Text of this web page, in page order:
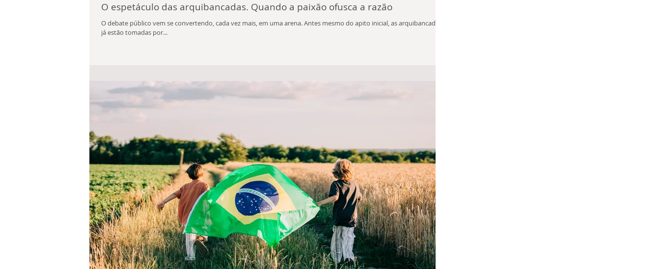
O espetáculo das arquibancadas. Quando a paixão ofusca a razão
O debate público vem se convertendo, cada vez mais, em uma arena. Antes mesmo do apito inicial, as arquibancadas
já estão tomadas por...